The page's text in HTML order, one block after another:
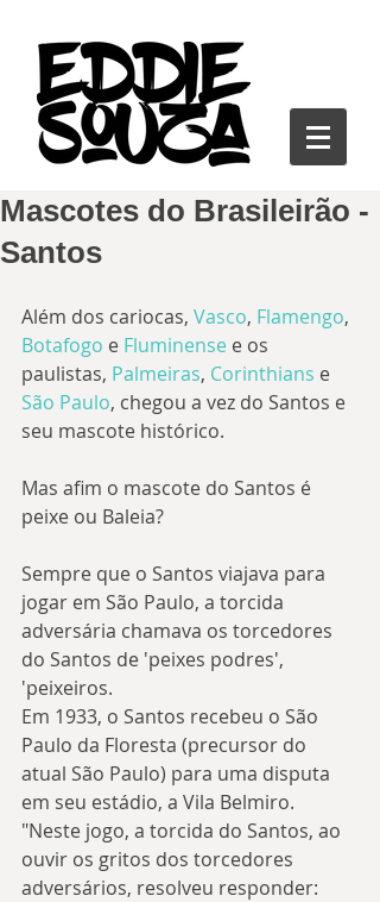
Mascotes do Brasileirão -
Santos
Além dos cariocas, Vasco, Flamengo,
Botafogo e Fluminense e os
paulistas, Palmeiras, Corinthians e
São Paulo, chegou a vez do Santos e
seu mascote histórico.
Mas afim o mascote do Santos é
peixe ou Baleia?
Sempre que o Santos viajava para
jogar em São Paulo, a torcida
adversária chamava os torcedores
do Santos de 'peixes podres',
'peixeiros.
Em 1933, o Santos recebeu o São
Paulo da Floresta (precursor do
atual São Paulo) para uma disputa
em seu estádio, a Vila Belmiro.
"Neste jogo, a torcida do Santos, ao
ouvir os gritos dos torcedores
adversários, resolveu responder: